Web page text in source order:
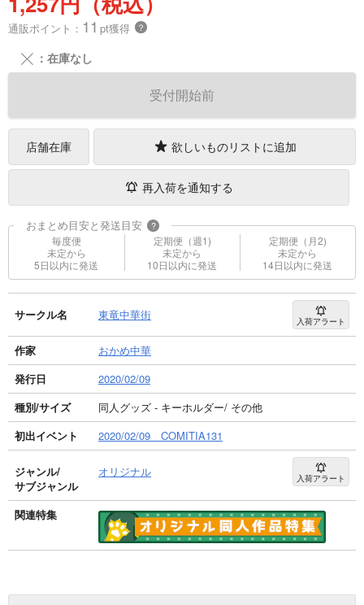
通販ポイント： 11 pt獲得 ？
╳ ：在庫なし
受付開始前
店舗在庫 欲しいものリストに追加
再入荷を通知する
おまとめ目安と発送目安 ?
毎度便
未定から
5日以内に発送
定期便（週1)
未定から
10日以内に発送
定期便（月2)
未定から
14日以内に発送
サークル名 東竜中華街 入荷アラート
作家
おかめ中華
発行日
2020/02/09
種別/サイズ
同人グッズ - キーホルダー/ その他
初出イベント
2020/02/09 COMITIA131
ジャンル/
サブジャンル
オリジナル 入荷アラート
関連特集